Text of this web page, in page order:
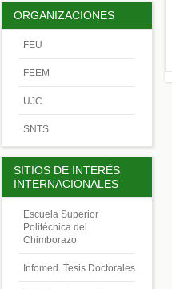
ORGANIZACIONES
FEU
FEEM
UJC
SNTS
SITIOS DE INTERÉS
INTERNACIONALES
Escuela Superior
Politécnica del
Chimborazo
Infomed. Tesis Doctorales